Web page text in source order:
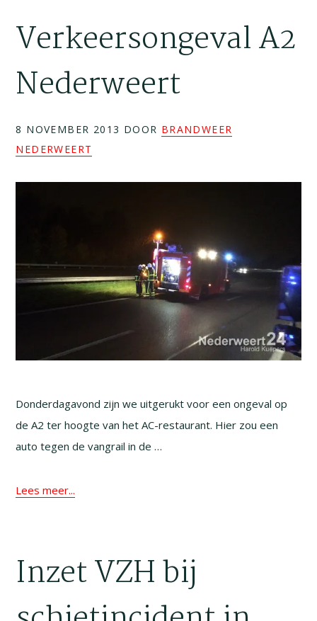
Verkeersongeval A2
Nederweert
8 NOVEMBER 2013 DOOR BRANDWEER
NEDERWEERT
Donderdagavond zijn we uitgerukt voor een ongeval op
de A2 ter hoogte van het AC-restaurant. Hier zou een
auto tegen de vangrail in de …
Lees meer...
Inzet VZH bij